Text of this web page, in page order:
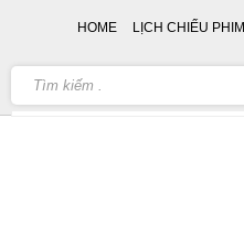
HOME LỊCH CHIẾU PHIM